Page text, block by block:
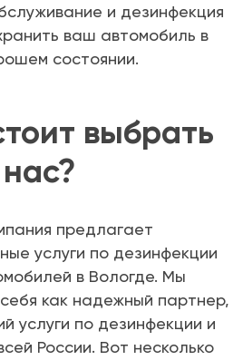
и дезинфекция
ваш автомобиль в
состоянии.
выбрать
нас?
предлагает
услуги по дезинфекции
в Вологде. Мы
как надежный партнер,
услуги по дезинфекции и
России. Вот несколько